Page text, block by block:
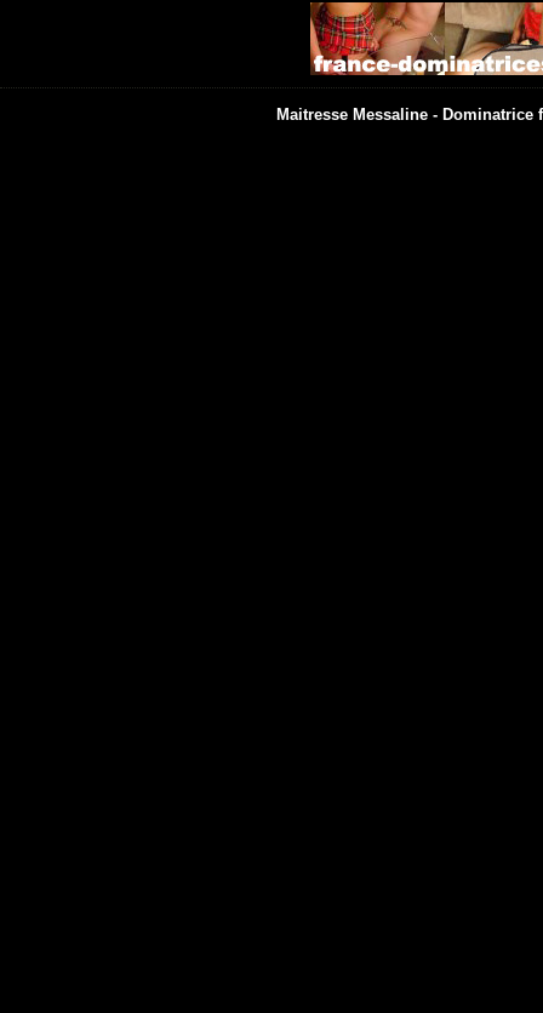
Maitresse Messaline -